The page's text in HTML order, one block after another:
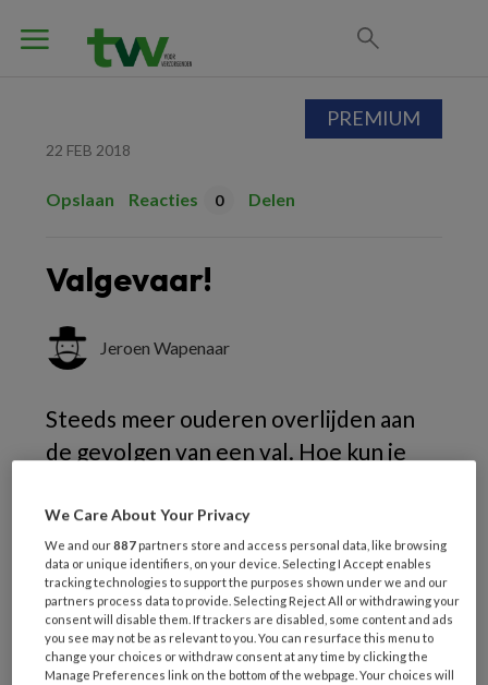
22 FEB 2018
Opslaan Reacties 0 Delen
Valgevaar!
Jeroen Wapenaar
Steeds meer ouderen overlijden aan
de gevolgen van een val. Hoe kun je
kans loopt om onderuit te gaan?
Verzorgende Sandra Odijk was in het
PREMIUM
PREMIUM
We Care About Your Privacy
We and our887 partners store and access personal data, like browsing
data or unique identifiers, on your device. Selecting I Accept enables
tracking technologies to support the purposes shown under we and our
partners process data to provide. Selecting Reject All or withdrawing your
consent will disable them. If trackers are disabled, some content and ads
you see may not be as relevant to you. You can resurface this menu to
change your choices or withdraw consent at any time by clicking the
Manage Preferences link on the bottom of the webpage. Your choices will